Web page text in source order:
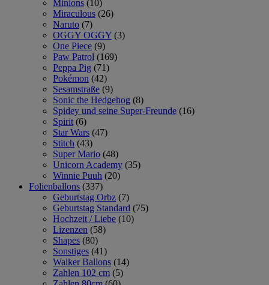
Minions (10)
Miraculous (26)
Naruto (7)
OGGY OGGY (3)
One Piece (9)
Paw Patrol (169)
Peppa Pig (71)
Pokémon (42)
Sesamstraße (9)
Sonic the Hedgehog (8)
Spidey und seine Super-Freunde (16)
Spirit (6)
Star Wars (47)
Stitch (43)
Super Mario (48)
Unicorn Academy (35)
Winnie Puuh (20)
Folienballons (337)
Geburtstag Orbz (7)
Geburtstag Standard (75)
Hochzeit / Liebe (10)
Lizenzen (58)
Shapes (80)
Sonstiges (41)
Walker Ballons (14)
Zahlen 102 cm (5)